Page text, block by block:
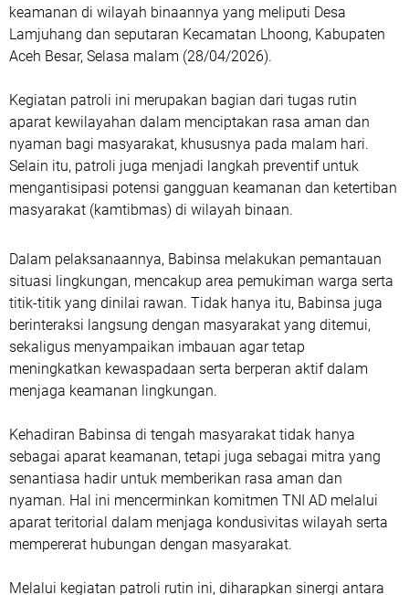
keamanan di wilayah binaannya yang meliputi Desa
Lamjuhang dan seputaran Kecamatan Lhoong, Kabupaten
Aceh Besar, Selasa malam (28/04/2026).
Kegiatan patroli ini merupakan bagian dari tugas rutin
aparat kewilayahan dalam menciptakan rasa aman dan
nyaman bagi masyarakat, khususnya pada malam hari.
Selain itu, patroli juga menjadi langkah preventif untuk
mengantisipasi potensi gangguan keamanan dan ketertiban
masyarakat (kamtibmas) di wilayah binaan.
Dalam pelaksanaannya, Babinsa melakukan pemantauan
situasi lingkungan, mencakup area pemukiman warga serta
titik-titik yang dinilai rawan. Tidak hanya itu, Babinsa juga
berinteraksi langsung dengan masyarakat yang ditemui,
sekaligus menyampaikan imbauan agar tetap
meningkatkan kewaspadaan serta berperan aktif dalam
menjaga keamanan lingkungan.
Kehadiran Babinsa di tengah masyarakat tidak hanya
sebagai aparat keamanan, tetapi juga sebagai mitra yang
senantiasa hadir untuk memberikan rasa aman dan
nyaman. Hal ini mencerminkan komitmen TNI AD melalui
aparat teritorial dalam menjaga kondusivitas wilayah serta
mempererat hubungan dengan masyarakat.
Melalui kegiatan patroli rutin ini, diharapkan sinergi antara